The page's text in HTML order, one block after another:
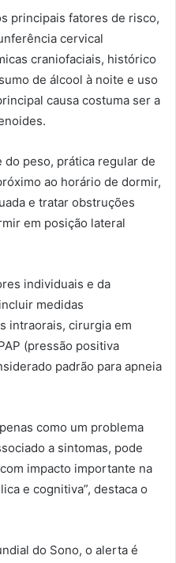
principais fatores de risco,
cervical
craniofaciais, histórico
de álcool à noite e uso
causa costuma ser a
peso, prática regular de
ao horário de dormir,
e tratar obstruções
em posição lateral
individuais e da
medidas
intraorais, cirurgia em
(pressão positiva
padrão para apneia
como um problema
a sintomas, pode
impacto importante na
e cognitiva”, destaca o
do Sono, o alerta é